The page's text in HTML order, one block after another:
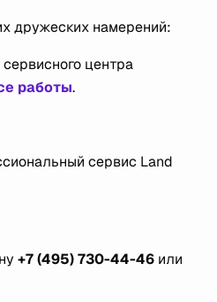
дружеских намерений:
центра
работы.
сервис Land
+7 (495) 730-44-46 или